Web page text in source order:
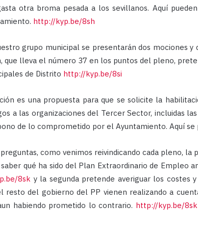
otra broma pesada a los sevillanos. Aquí
http://kyp.be/8sh
grupo municipal se presentarán dos mociones y
que lleva el número 37 en los puntos del pleno,
de Distrito http://kyp.be/8si
es una propuesta para que se solicite la
a las organizaciones del Tercer Sector, incluidas
de lo comprometido por el Ayuntamiento. Aquí se
como venimos reivindicando cada pleno,
qué ha sido del Plan Extraordinario de Empleo
8sk y la segunda pretende averiguar los costes
resto del gobierno del PP vienen realizando a
habiendo prometido lo contrario. http://kyp.be/8sk